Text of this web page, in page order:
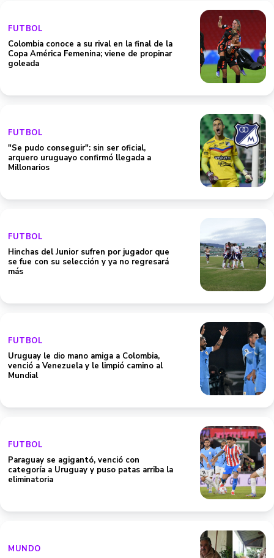
FUTBOL
Colombia conoce a su rival en la final de la
Copa América Femenina; viene de propinar
goleada
FUTBOL
"Se pudo conseguir": sin ser oficial,
arquero uruguayo confirmó llegada a
Millonarios
FUTBOL
Hinchas del Junior sufren por jugador que
se fue con su selección y ya no regresará
más
FUTBOL
Uruguay le dio mano amiga a Colombia,
venció a Venezuela y le limpió camino al
Mundial
FUTBOL
Paraguay se agigantó, venció con
categoría a Uruguay y puso patas arriba la
eliminatoria
MUNDO